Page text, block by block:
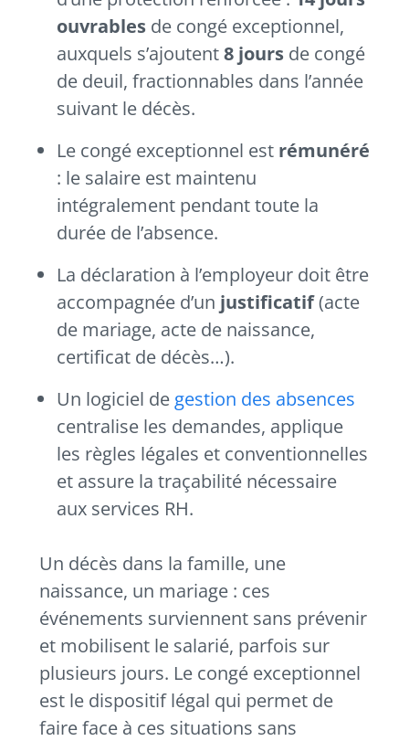
ouvrablesde congé exceptionnel,
auxquels s’ajoutent8 joursde congé
de deuil, fractionnables dans l’année
suivant le décès.
Le congé exceptionnel est rémunéré
: le salaire est maintenu
intégralement pendant toute la
durée de l’absence.
La déclaration à l’employeur doit être
accompagnée d’un justificatif(acte
de mariage, acte de naissance,
certificat de décès…).
Un logiciel de gestion des absences
centralise les demandes, applique
les règles légales et conventionnelles
et assure la traçabilité nécessaire
aux services RH.
Un décès dans la famille, une
naissance, un mariage : ces
événements surviennent sans prévenir
et mobilisent le salarié, parfois sur
plusieurs jours. Le congé exceptionnel
est le dispositif légal qui permet de
faire face à ces situations sans